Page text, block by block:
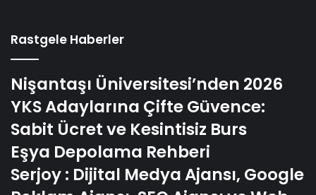
Umre Ne Kadar 2026 2027
Sitemap XML|RSS Feed | Robots|Feed RSS|Feed Atom|Feed
Post
Copyright © 2024 Tüm Telif Hakları Saklıdır.